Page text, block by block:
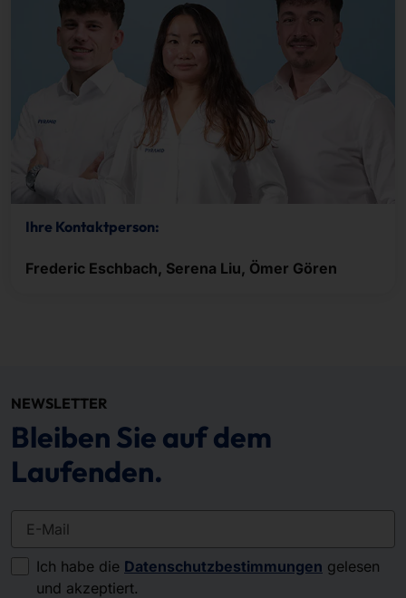
Ihre Kontaktperson:
Frederic Eschbach, Serena Liu, Ömer Gören
NEWSLETTER
Bleiben Sie auf dem
Laufenden.
E-Mail
Ich habe die Datenschutzbestimmungen gelesen
und akzeptiert.